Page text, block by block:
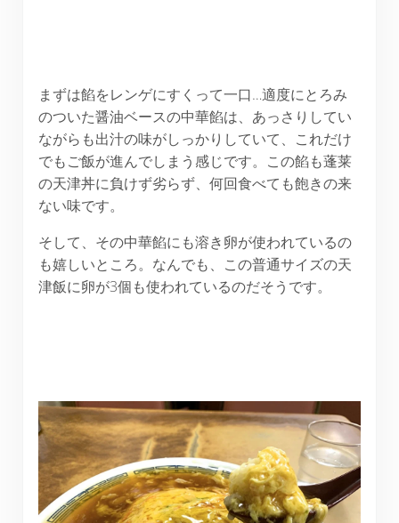
まずは餡をレンゲにすくって一口…適度にとろみ
のついた醤油ベースの中華餡は、あっさりしてい
ながらも出汁の味がしっかりしていて、これだけ
でもご飯が進んでしまう感じです。この餡も蓬莱
の天津丼に負けず劣らず、何回食べても飽きの来
ない味です。
そして、その中華餡にも溶き卵が使われているの
も嬉しいところ。なんでも、この普通サイズの天
津飯に卵が3個も使われているのだそうです。